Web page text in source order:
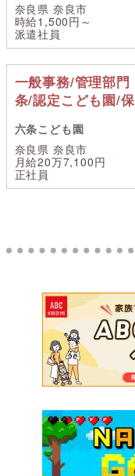
奈良県 奈良市
時給1,500円～
派遣社員
一般事務/管理部
条/認定こども園/
六条こども園
奈良県 奈良市
月給20万7,100円
正社員